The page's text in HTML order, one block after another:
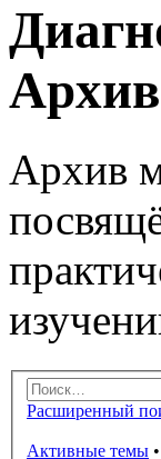
Архив
Расширенный
Активные темы •